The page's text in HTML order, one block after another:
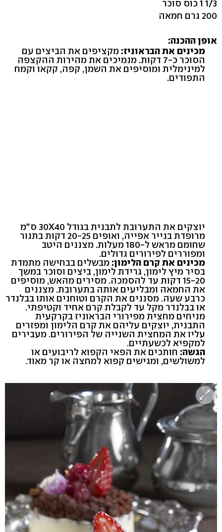
1/3 1 כוס סוכר
200 גרם חמאה
אופן ההכנה:
מכינים את הבראוניז:מקציפים את הביצים עם
הסוכר כ-7 דקות. מנמיכים את מהירות ההקצפה
למינימלית ומוסיפים את השמן, קפה, קקאו וקמח
התפודים.
יוצקים את התערובת לתבנית בגודל 30X40 ס"מ
מרופדת בנייר אפייה, ואופים 20-25 דקות בתנור
שחומם מראש ל-180 מעלות. מצננים היטב
ומפוררים לפירורים גדולים.
מכינים את קרם הלימון: מבשלים בבחישה מתמדת
בסיר מיץ לימון, גרידת לימון, ביצים וסוכר במשך
15-20 דקות עד להסמכה. מסירים מהאש, מוסיפים
את החמאה ומבליעים אותה בתערובת. מצננים
כרבע שעה. מסננים את הקרם וטוחנים אותו בבלנדר
או בבלנדר מקל עד לקבלת קרם אחיד וקטיפתי.
מניחים מחצית מפירורי הבראוניז בקרקעית
התבנית, יוצקים עליהם את קרם הלימון ומפזרים
עליו את המחצית השנייה של הפירורים. מעבירים
למקפיא לכשעתיים.
הגשה: חותכים את הפאי הקפוא לריבועים או
למשולשים, ומגישים קפוא למחצה או קר מאוד.